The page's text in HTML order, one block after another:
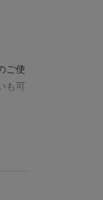
ご使
も可